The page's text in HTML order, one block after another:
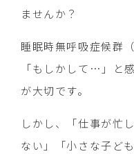
ませんか？
睡眠時無呼吸症候群
「もしかして…」と
が大切です。
しかし、「仕事が忙
ない」「小さな子ど